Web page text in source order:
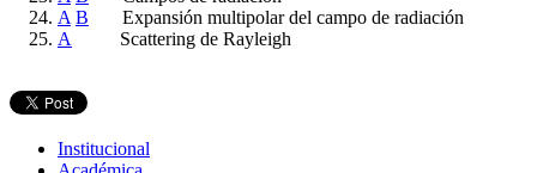
A B Expansión multipolar del campo de radiación
A
Scattering de Rayleigh
Institucional